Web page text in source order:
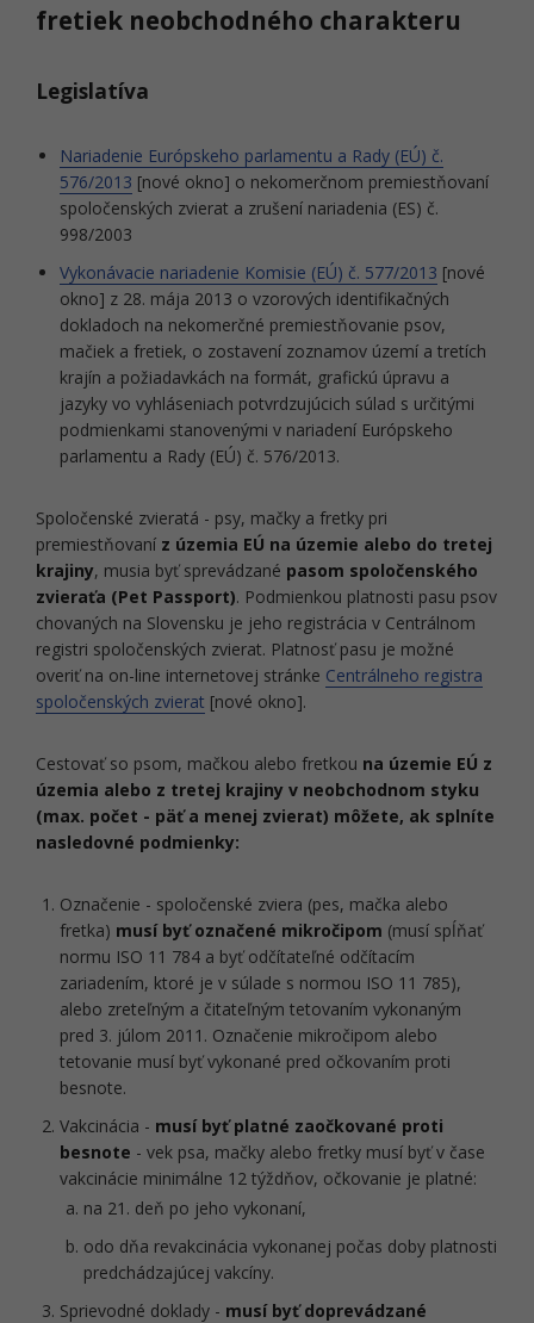
fretiek neobchodného charakteru
Legislatíva
Nariadenie Európskeho parlamentu a Rady (EÚ) č.
576/2013 [nové okno] o nekomerčnom premiestňovaní
spoločenských zvierat a zrušení nariadenia (ES) č.
998/2003
Vykonávacie nariadenie Komisie (EÚ) č. 577/2013 [nové
okno] z 28. mája 2013 o vzorových identifikačných
dokladoch na nekomerčné premiestňovanie psov,
mačiek a fretiek, o zostavení zoznamov území a tretích
krajín a požiadavkách na formát, grafickú úpravu a
jazyky vo vyhláseniach potvrdzujúcich súlad s určitými
podmienkami stanovenými v nariadení Európskeho
parlamentu a Rady (EÚ) č. 576/2013.
Spoločenské zvieratá - psy, mačky a fretky pri
premiestňovaní z územia EÚ na územie alebo do tretej
krajiny, musia byť sprevádzané pasom spoločenského
zvieraťa (Pet Passport). Podmienkou platnosti pasu psov
chovaných na Slovensku je jeho registrácia v Centrálnom
registri spoločenských zvierat. Platnosť pasu je možné
overiť na on-line internetovej stránke Centrálneho registra
spoločenských zvierat [nové okno].
Cestovať so psom, mačkou alebo fretkou na územie EÚ z
územia alebo z tretej krajiny v neobchodnom styku
(max. počet - päť a menej zvierat) môžete, ak splníte
nasledovné podmienky:
Označenie - spoločenské zviera (pes, mačka alebo
fretka) musí byť označené mikročipom (musí spĺňať
normu ISO 11 784 a byť odčítateľné odčítacím
zariadením, ktoré je v súlade s normou ISO 11 785),
alebo zreteľným a čitateľným tetovaním vykonaným
pred 3. júlom 2011. Označenie mikročipom alebo
tetovanie musí byť vykonané pred očkovaním proti
besnote.
Vakcinácia - musí byť platné zaočkované proti
besnote - vek psa, mačky alebo fretky musí byť v čase
vakcinácie minimálne 12 týždňov, očkovanie je platné:
na 21. deň po jeho vykonaní,
odo dňa revakcinácia vykonanej počas doby platnosti
predchádzajúcej vakcíny.
Sprievodné doklady - musí byť doprevádzané